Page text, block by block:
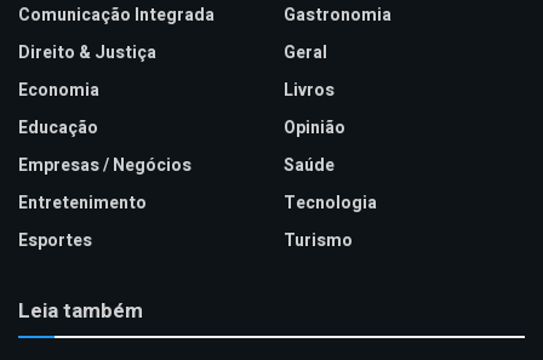
Comunicação Integrada
Direito & Justiça
Economia
Educação
Empresas / Negócios
Entretenimento
Esportes
Gastronomia
Geral
Livros
Opinião
Saúde
Tecnologia
Turismo
Leia também